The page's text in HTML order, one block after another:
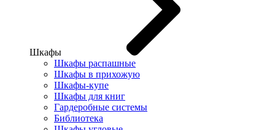
Шкафы
Шкафы распашные
Шкафы в прихожую
Шкафы-купе
Шкафы для книг
Гардеробные системы
Библиотека